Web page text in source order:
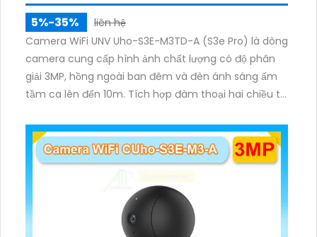
5%-35%
liên hệ
Camera WiFi UNV Uho-S3E-M3TD-A (S3e Pro) là dòng
camera cung cấp hình ảnh chất lượng có độ phân
giải 3MP, hồng ngoài ban đêm và đèn ánh sáng ấm
tầm ca lên đến 10m. Tích hợp đàm thoại hai chiều to